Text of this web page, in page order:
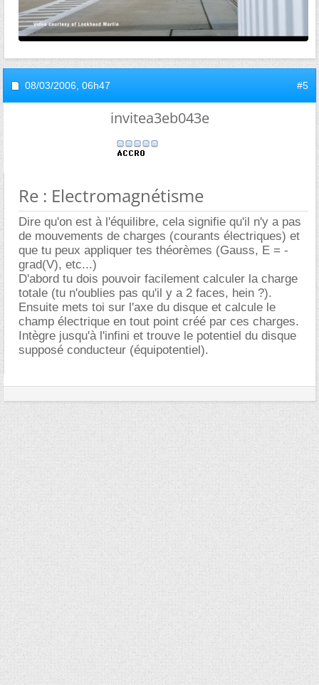
08/03/2006, 06h47 #5
invitea3eb043e
Re : Electromagnétisme
Dire qu'on est à l'équilibre, cela signifie qu'il n'y a pas
de mouvements de charges (courants électriques) et
que tu peux appliquer tes théorèmes (Gauss, E = -
grad(V), etc...)
D'abord tu dois pouvoir facilement calculer la charge
totale (tu n'oublies pas qu'il y a 2 faces, hein ?).
Ensuite mets toi sur l'axe du disque et calcule le
champ électrique en tout point créé par ces charges.
Intègre jusqu'à l'infini et trouve le potentiel du disque
supposé conducteur (équipotentiel).